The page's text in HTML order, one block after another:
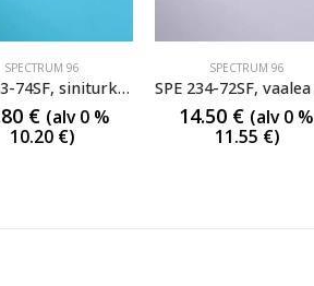
SPECTRUM 96
SPE 233-74SF, siniturkoosi
€ (alv 0 %
10.20 €)
SPECTRUM 96
14.50 € (alv 0 %
11.55 €)